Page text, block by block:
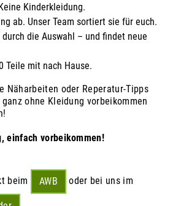
Kinderkleidung.
ab. Unser Team sortiert sie für euch.
die Auswahl – und findet neue
Teile mit nach Hause.
Näharbeiten oder Reperatur-Tipps
ohne Kleidung vorbeikommen
einfach vorbeikommen!
beim AWB oder bei uns im